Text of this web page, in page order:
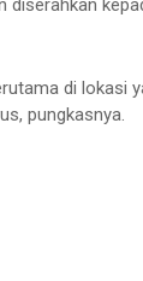
diserahkan
di lokasi
pungkasnya.